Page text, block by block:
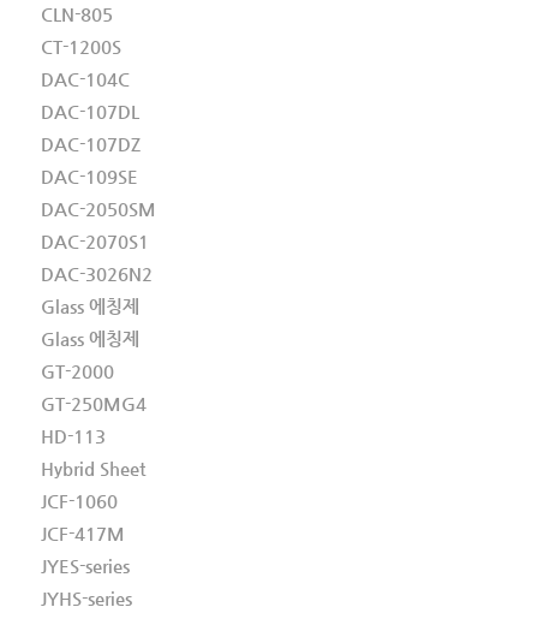
CLN-805
CT-1200S
DAC-104C
DAC-107DL
DAC-107DZ
DAC-109SE
DAC-2050SM
DAC-2070S1
DAC-3026N2
Glass 에칭제
Glass 에칭제
GT-2000
GT-250MG4
HD-113
Hybrid Sheet
JCF-1060
JCF-417M
JYES-series
JYHS-series